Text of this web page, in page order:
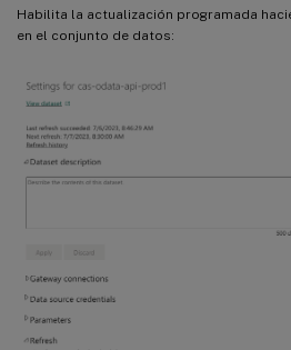
Habilita la actualización programada
en el conjunto de datos: